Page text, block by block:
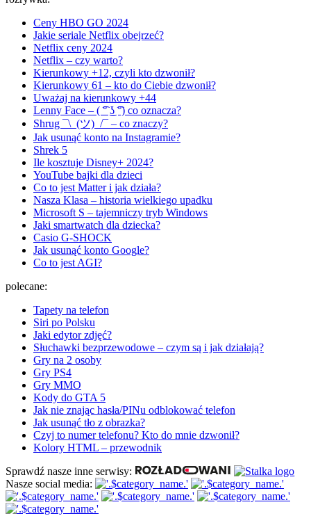
Ceny HBO GO 2024
Jakie seriale Netflix obejrzeć?
Netflix ceny 2024
Netflix – czy warto?
Kierunkowy +12, czyli kto dzwonił?
Kierunkowy 61 – kto do Ciebie dzwonił?
Uważaj na kierunkowy +44
Lenny Face – ( ͡° ͜ʖ ͡°) co oznacza?
Shrug ¯\_(ツ)_/¯ – co znaczy?
Jak usunąć konto na Instagramie?
Shrek 5
Ile kosztuje Disney+ 2024?
YouTube bajki dla dzieci
Co to jest Matter i jak działa?
Nasza Klasa – historia wielkiego upadku
Microsoft S – tajemniczy tryb Windows
Jaki smartwatch dla dziecka?
Casio G-SHOCK
Jak usunąć konto Google?
Co to jest AGI?
polecane:
Tapety na telefon
Siri po Polsku
Jaki edytor zdjęć?
Słuchawki bezprzewodowe – czym są i jak działają?
Gry na 2 osoby
Gry PS4
Gry MMO
Kody do GTA 5
Jak nie znając hasła/PINu odblokować telefon
Jak usunąć tło z obrazka?
Czyj to numer telefonu? Kto do mnie dzwonił?
Kolory HTML – przewodnik
Sprawdź nasze inne serwisy:
Nasze social media: